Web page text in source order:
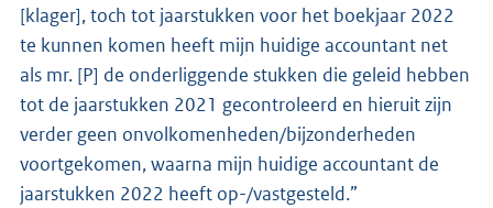
[klager], toch tot jaarstukken voor het boekjaar 2022
te kunnen komen heeft mijn huidige accountant net
als mr. [P] de onderliggende stukken die geleid hebben
tot de jaarstukken 2021 gecontroleerd en hieruit zijn
verder geen onvolkomenheden/bijzonderheden
voortgekomen, waarna mijn huidige accountant de
jaarstukken 2022 heeft op-/vastgesteld.”